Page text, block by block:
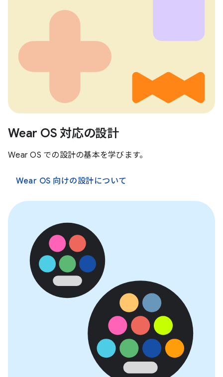
Wear OS 対応の設計
Wear OS での設計の基本を学びます。
Wear OS 向けの設計について